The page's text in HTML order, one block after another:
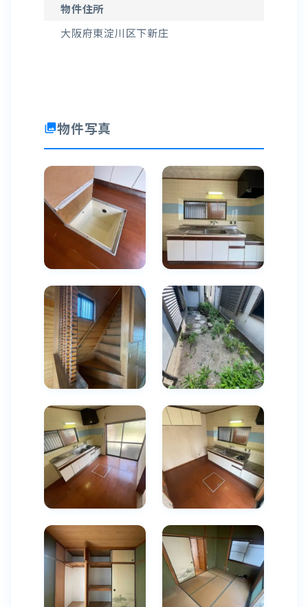
物件住所
大阪府東淀川区下新庄
photo_library物件写真